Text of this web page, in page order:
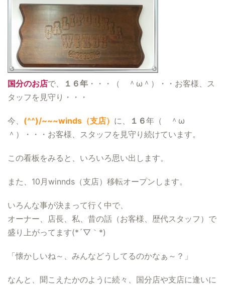
国分のお店で、 １６年 ・・・（ ＾ω＾）・・お客様、ス
タッフを見守り・・・
今、 (^^)/~~~winds（支店） に、 １６年（ ＾ω
＾）・・・お客様、スタッフを見守り続けています。
この看板をみると、いろいろ思い出します。
また、10月winnds（支店）移転オープンします。
いろんな事が決まって行く中で、
オーナー、店長、私、昔の話（お客様、歴代スタッフ）で
盛り上がってます(*´▽｀*)
「懐かしいね～、みんなどうしてるのかなぁ～？」
なんと、聞こえたかのように続々、国分店や支店に逢いに